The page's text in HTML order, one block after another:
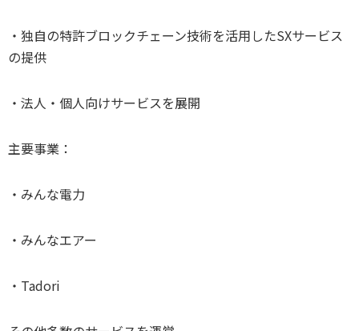
・独自の特許ブロックチェーン技術を活用したSXサービス
の提供
・法人・個人向けサービスを展開
主要事業：
・みんな電力
・みんなエアー
・Tadori